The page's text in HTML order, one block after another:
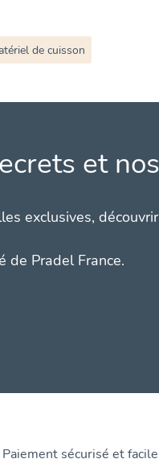
de cuisson
et
exclusives, découvrir
de Pradel France.